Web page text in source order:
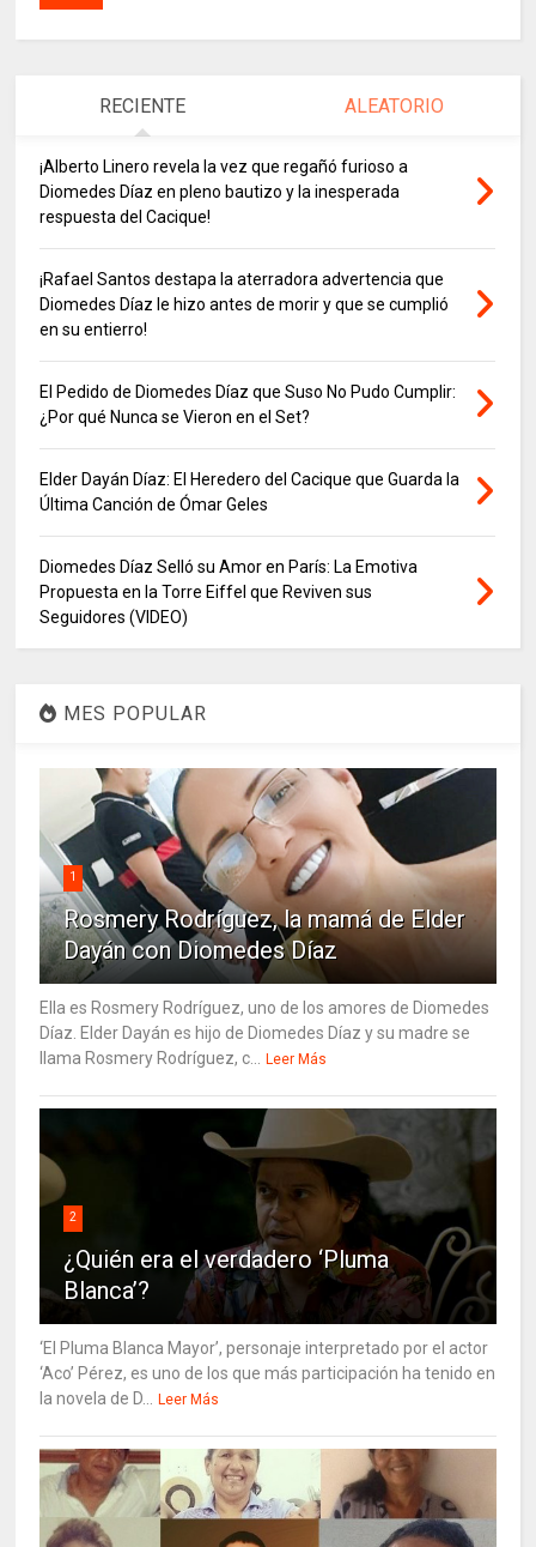
RECIENTE ALEATORIO
¡Alberto Linero revela la vez que regañó furioso a
Diomedes Díaz en pleno bautizo y la inesperada
respuesta del Cacique!
¡Rafael Santos destapa la aterradora advertencia que
Diomedes Díaz le hizo antes de morir y que se cumplió
en su entierro!
El Pedido de Diomedes Díaz que Suso No Pudo Cumplir:
¿Por qué Nunca se Vieron en el Set?
Elder Dayán Díaz: El Heredero del Cacique que Guarda la
Última Canción de Ómar Geles
Diomedes Díaz Selló su Amor en París: La Emotiva
Propuesta en la Torre Eiffel que Reviven sus
Seguidores (VIDEO)
MES POPULAR
1
Rosmery Rodríguez, la mamá de Elder
Dayán con Diomedes Díaz
Ella es Rosmery Rodríguez, uno de los amores de Diomedes
Díaz. Elder Dayán es hijo de Diomedes Díaz y su madre se
llama Rosmery Rodríguez, c... Leer Más
2
¿Quién era el verdadero ‘Pluma
Blanca’?
‘El Pluma Blanca Mayor’, personaje interpretado por el actor
‘Aco’ Pérez, es uno de los que más participación ha tenido en
la novela de D... Leer Más